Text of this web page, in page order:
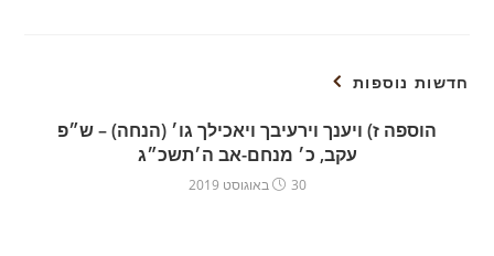
חדשות נוספות
הוספה ז) ויענך וירעיבך ויאכילך גו׳ (הנחה) – ש״פ
עקב, כ׳ מנחם-אב ה׳תשכ״ג
30 באוגוסט 2019